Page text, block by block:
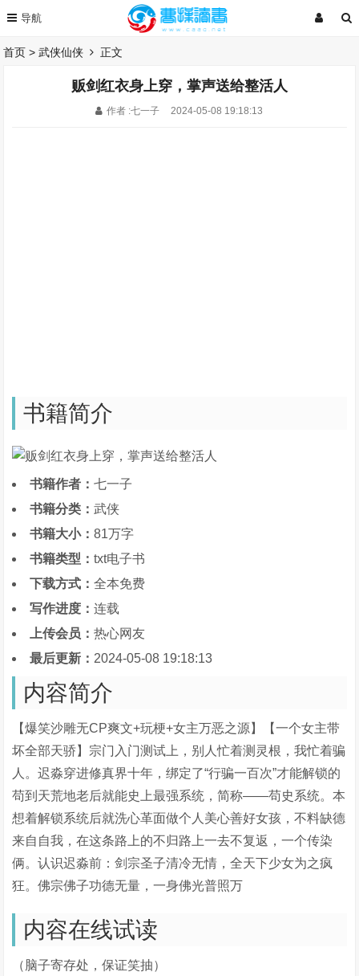
首页 >武侠仙侠 正文
贩剑红衣身上穿，掌声送给整活人
作者 :七一子 2024-05-08 19:18:13
书籍简介
书籍作者：七一子
书籍分类：武侠
书籍大小：81万字
书籍类型：txt电子书
下载方式：全本免费
写作进度：连载
上传会员：热心网友
最后更新： 2024-05-08 19:18:13
内容简介
【爆笑沙雕无CP爽文+玩梗+女主万恶之源】【一个女主带
坏全部天骄】宗门入门测试上，别人忙着测灵根，我忙着骗
人。迟淼穿进修真界十年，绑定了“行骗一百次”才能解锁的
苟到天荒地老后就能史上最强系统，简称——苟史系统。本
想着解锁系统后就洗心革面做个人美心善好女孩，不料缺德
来自自我，在这条路上的不归路上一去不复返，一个传染
俩。认识迟淼前：剑宗圣子清冷无情，全天下少女为之疯
狂。佛宗佛子功德无量，一身佛光普照万
内容在线试读
（脑子寄存处，保证笑抽）